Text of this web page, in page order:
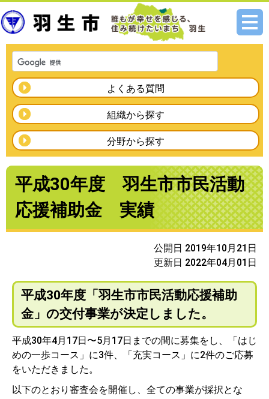
メニ
よくある質問
組織から探す
分野から探す
平成30年度 羽生市市民活動
応援補助金 実績
公開日 2019年10月21日
更新日 2022年04月01日
平成30年度「羽生市市民活動応援補助
金」の交付事業が決定しました。
平成30年4月17日〜5月17日までの間に募集をし、「はじ
めの一歩コース」に3件、「充実コース」に2件のご応募
をいただきました。
以下のとおり審査会を開催し、全ての事業が採択とな